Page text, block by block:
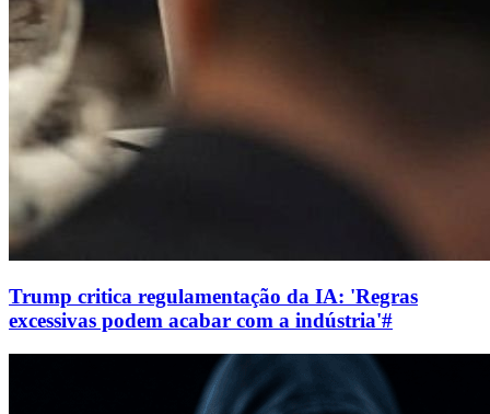
Trump critica regulamentação da IA: 'Regras
excessivas podem acabar com a indústria'#